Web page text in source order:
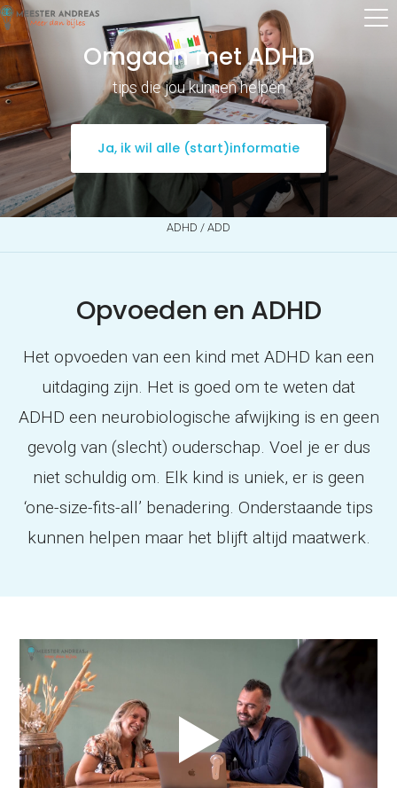
Omgaan met ADHD
tips die jou kunnen helpen
Ja, ik wil alle (start)informatie
ADHD / ADD
Opvoeden en ADHD
Het opvoeden van een kind met ADHD kan een
uitdaging zijn. Het is goed om te weten dat
ADHD een neurobiologische afwijking is en geen
gevolg van (slecht) ouderschap. Voel je er dus
niet schuldig om. Elk kind is uniek, er is geen
‘one-size-fits-all’ benadering. Onderstaande tips
kunnen helpen maar het blijft altijd maatwerk.